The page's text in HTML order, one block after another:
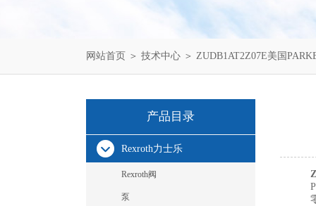
网站首页 ＞ 技术中心 ＞ ZUDB1AT2Z07E美国
产品目录
Rexroth力士乐
Rexroth阀
泵